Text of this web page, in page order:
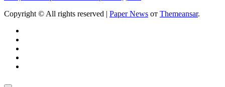
Copyright © All rights reserved | Paper News от Themeansar.